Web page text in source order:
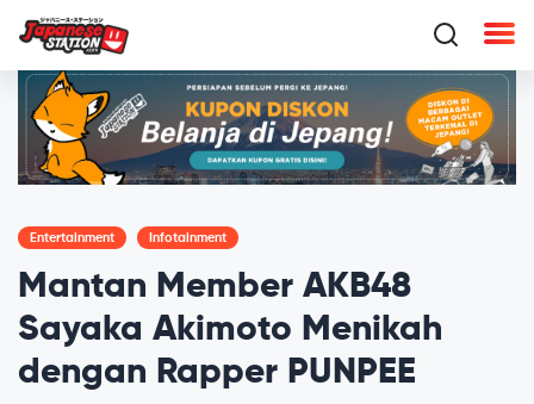
Entertainment Infotainment
Mantan Member AKB48
Sayaka Akimoto Menikah
dengan Rapper PUNPEE